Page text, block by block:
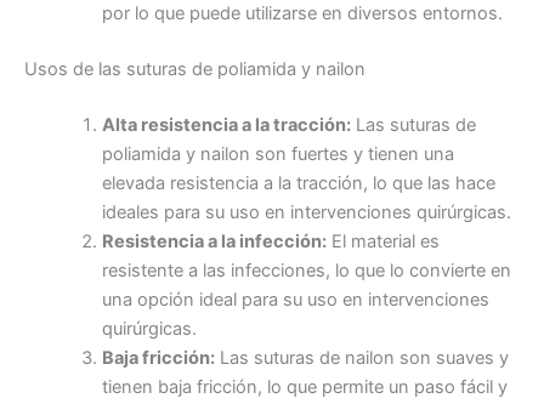
por lo que puede utilizarse en diversos entornos.
Usos de las suturas de poliamida y nailon
Alta resistencia a la tracción:Las suturas de
poliamida y nailon son fuertes y tienen una
elevada resistencia a la tracción, lo que las hace
ideales para su uso en intervenciones quirúrgicas.
Resistencia a la infección:El material es
resistente a las infecciones, lo que lo convierte en
una opción ideal para su uso en intervenciones
quirúrgicas.
Baja fricción:Las suturas de nailon son suaves y
tienen baja fricción, lo que permite un paso fácil y